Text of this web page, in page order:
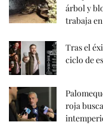
árbol y
trabaja
Tras el
ciclo de
roja